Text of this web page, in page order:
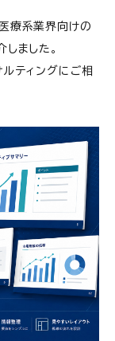
療系業界向けの
ました。
ルティングにご相